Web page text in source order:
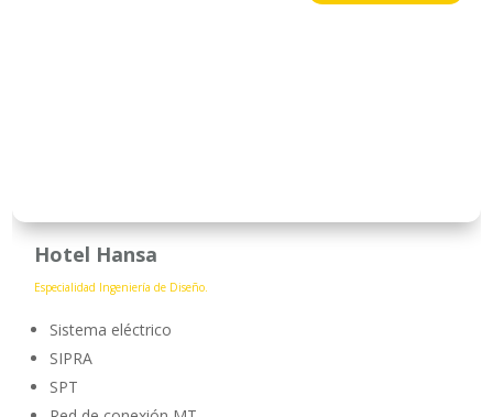
Hotel Hansa
Especialidad Ingeniería de Diseño.
Sistema eléctrico
SIPRA
SPT